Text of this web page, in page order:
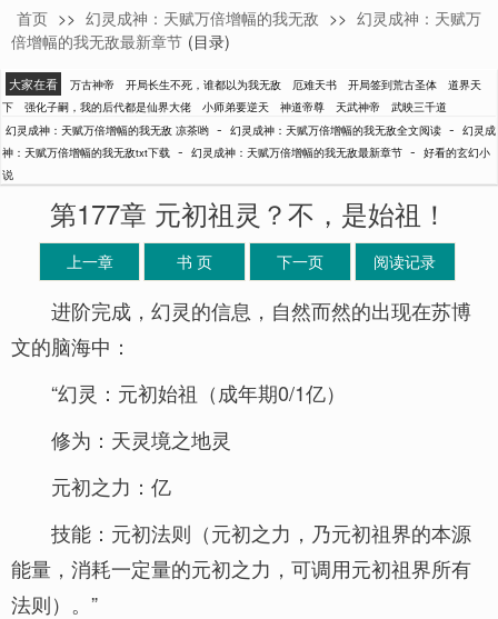
凉茶哟
首页 >> 幻灵成神：天赋万倍增幅的我无敌 >> 幻灵成神：天赋万
倍增幅的我无敌最新章节 (目录)
大家在看 万古神帝 开局长生不死，谁都以为我无敌 厄难天书 开局签到荒古圣体
道界天
下
强化子嗣，我的后代都是仙界大佬 小师弟要逆天 神道帝尊 天武神帝
武映三千道
幻灵成神：天赋万倍增幅的我无敌 凉茶哟 - 幻灵成神：天赋万倍增幅的我无敌全文阅读 - 幻灵成
神：天赋万倍增幅的我无敌txt下载 - 幻灵成神：天赋万倍增幅的我无敌最新章节 - 好看的玄幻小
说
第177章 元初祖灵？不，是始祖！
上一章 书 页 下一页 阅读记录
进阶完成，幻灵的信息，自然而然的出现在苏博
文的脑海中：
“幻灵：元初始祖（成年期0/1亿）
修为：天灵境之地灵
元初之力：亿
技能：元初法则（元初之力，乃元初祖界的本源
能量，消耗一定量的元初之力，可调用元初祖界所有
法则）。”